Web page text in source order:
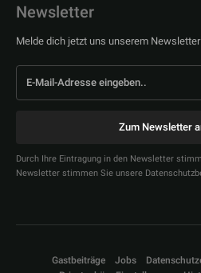
Newsletter
Melde dich jetzt uns unserem
Zum Newsletter
Durch Ihre Eintragung in den Newsletter
Newsletter stimmen Sie unsere
Gastbeiträge Jobs